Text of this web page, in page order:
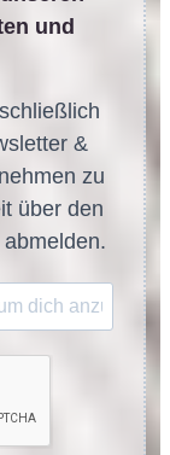
und
&
zu
über den